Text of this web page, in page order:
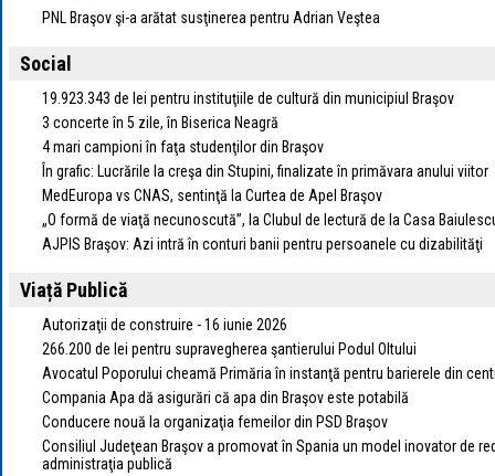
1 NOK= 0.4191
1 NZD
= 2.6097
1 RUB = 0.0530
1 SEK
1 UAH= 0.1048
1 XDR= 5.9383
PNL Braşov şi-a arătat susţinerea pentru Adrian Veştea
Social
19.923.343 de lei pentru instituţiile de cultură din municipiul Braşov
3 concerte în 5 zile, în Biserica Neagră
4 mari campioni în faţa studenţilor din Braşov
În grafic: Lucrările la creşa din Stupini, finalizate în primăvara anului viitor
MedEuropa vs CNAS, sentinţă la Curtea de Apel Braşov
„O formă de viaţă necunoscută”, la Clubul de lectură de la Casa
AJPIS Braşov: Azi intră în conturi banii pentru persoanele cu dizabilităţi
Viață Publică
Autorizaţii de construire - 16 iunie 2026
266.200 de lei pentru supravegherea şantierului Podul Oltului
Avocatul Poporului cheamă Primăria în instanţă pentru barierele din
Compania Apa dă asigurări că apa din Braşov este potabilă
Conducere nouă la organizaţia femeilor din PSD Braşov
Consiliul Judeţean Braşov a promovat în Spania un model inovator de
administraţia publică